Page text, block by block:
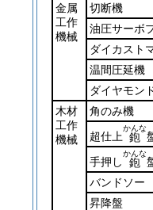
金属
工作
機械
切断機
油圧サーボ
ダイカスト
温間圧延機
ダイヤモン
木材
工作
機械
角のみ機
超仕上 鉋
かんな
手押し
鉋
かんな
バンドソー
昇降盤